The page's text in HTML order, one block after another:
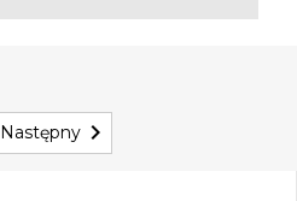
Następny 